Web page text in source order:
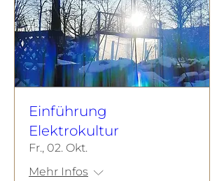
Einführung
Elektrokultur
Fr., 02. Okt.
Mehr Infos